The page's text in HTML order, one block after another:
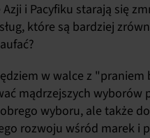
i Pacyfiku starają się
które są bardziej
w walce z
mądrzejszych
wyboru, ale także
rozwoju wśród marek i